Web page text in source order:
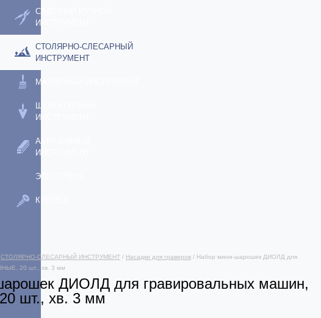
САДОВЫЙ РУЧНОЙ
ИНСТРУМЕНТ
СТОЛЯРНО-СЛЕСАРНЫЙ
ИНСТРУМЕНТ
МАЛЯРНЫЙ ИНСТРУМЕНТ
ШТУКАТУРНЫЙ
ИНСТРУМЕНТ
АБРАЗИВНЫЙ
ИНСТРУМЕНТ
ЭЛЕКТРИКА
КРЕПЕЖ
СТОЛЯРНО-СЛЕСАРНЫЙ ИНСТРУМЕНТ / Насадки для граверов / Набор мини-шарошек ДИОЛД для
20 шт., хв. 3 мм
ДИОЛД для гравировальных машин,
шт., хв. 3 мм